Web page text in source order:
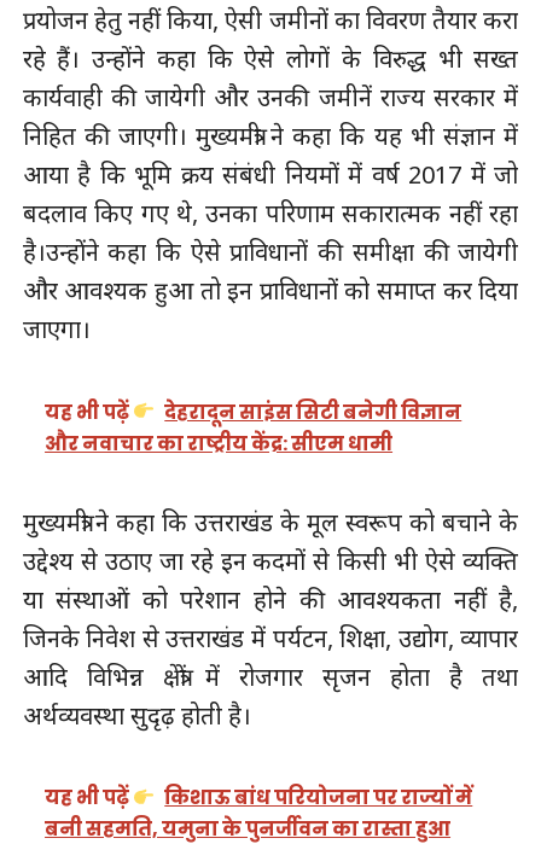
प्रयोजन हेतु नहीं किया, ऐसी जमीनों का विवरण तैयार करा
रहे हैं। उन्होंने कहा कि ऐसे लोगों के विरुद्ध भी सख्त
कार्यवाही की जायेगी और उनकी जमीनें राज्य सरकार में
निहित की जाएगी। मुख्यमंत्री ने कहा कि यह भी संज्ञान में
आया है कि भूमि क्रय संबंधी नियमों में वर्ष 2017 में जो
बदलाव किए गए थे, उनका परिणाम सकारात्मक नहीं रहा
है।उन्होंने कहा कि ऐसे प्राविधानों की समीक्षा की जायेगी
और आवश्यक हुआ तो इन प्राविधानों को समाप्त कर दिया
जाएगा।
यह भी पढ़ें
देहरादून साइंस सिटी बनेगी विज्ञान
और नवाचार का राष्ट्रीय केंद्र: सीएम धामी
मुख्यमंत्री ने कहा कि उत्तराखंड के मूल स्वरूप को बचाने के
उद्देश्य से उठाए जा रहे इन कदमों से किसी भी ऐसे व्यक्ति
या संस्थाओं को परेशान होने की आवश्यकता नहीं है,
जिनके निवेश से उत्तराखंड में पर्यटन, शिक्षा, उद्योग, व्यापार
आदि विभिन्न क्षेत्रों में रोजगार सृजन होता है तथा
अर्थव्यवस्था सुदृढ़ होती है।
यह भी पढ़ें
किशाऊ बांध परियोजना पर राज्यों में
बनी सहमति, यमुना के पुनर्जीवन का रास्ता हुआ